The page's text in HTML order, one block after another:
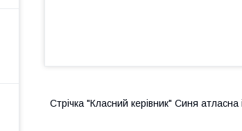
Стрічка "Класний керівник" Синя